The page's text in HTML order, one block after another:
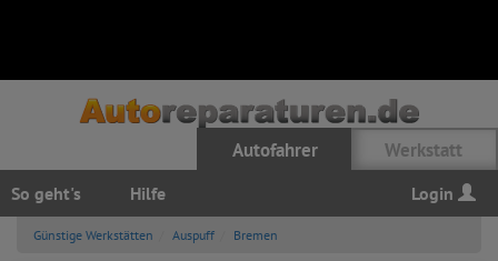
Autofahrer Werkstatt
So geht's Hilfe Login
Günstige Werkstätten Auspuff Bremen